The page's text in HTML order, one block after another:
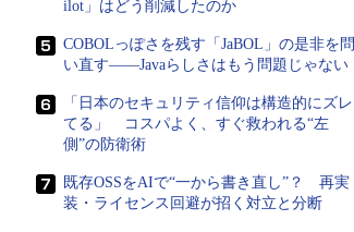
ilot」はどう削減したのか
COBOLっぽさを残す「JaBOL」の是非を問
い直す――Javaらしさはもう問題じゃない
「日本のセキュリティ信仰は構造的にズレ
てる」 コスパよく、すぐ救われる“左
側”の防衛術
既存OSSをAIで“一から書き直し”？ 再実
装・ライセンス回避が招く対立と分断